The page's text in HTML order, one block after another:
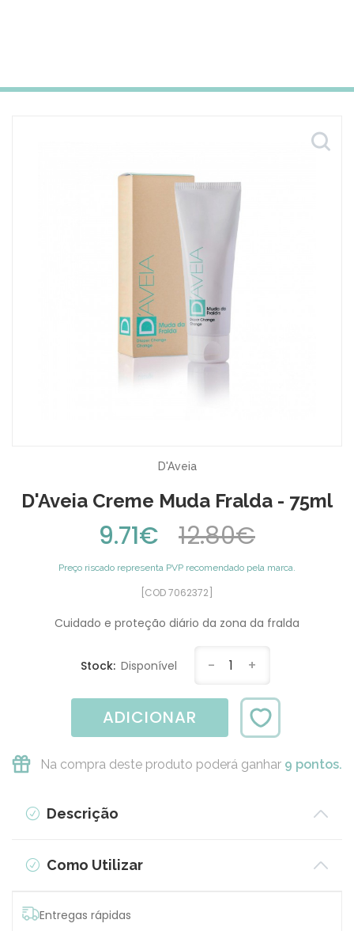
D'Aveia
D'Aveia Creme Muda Fralda - 75ml
9.71€ 12.80€
Preço riscado representa PVP recomendado pela marca.
[COD 7062372]
Cuidado e proteção diário da zona da fralda
Stock: Disponível - 1 +
ADICIONAR
Na compra deste produto poderá ganhar 9 pontos.
Descrição
Como Utilizar
Entregas rápidas